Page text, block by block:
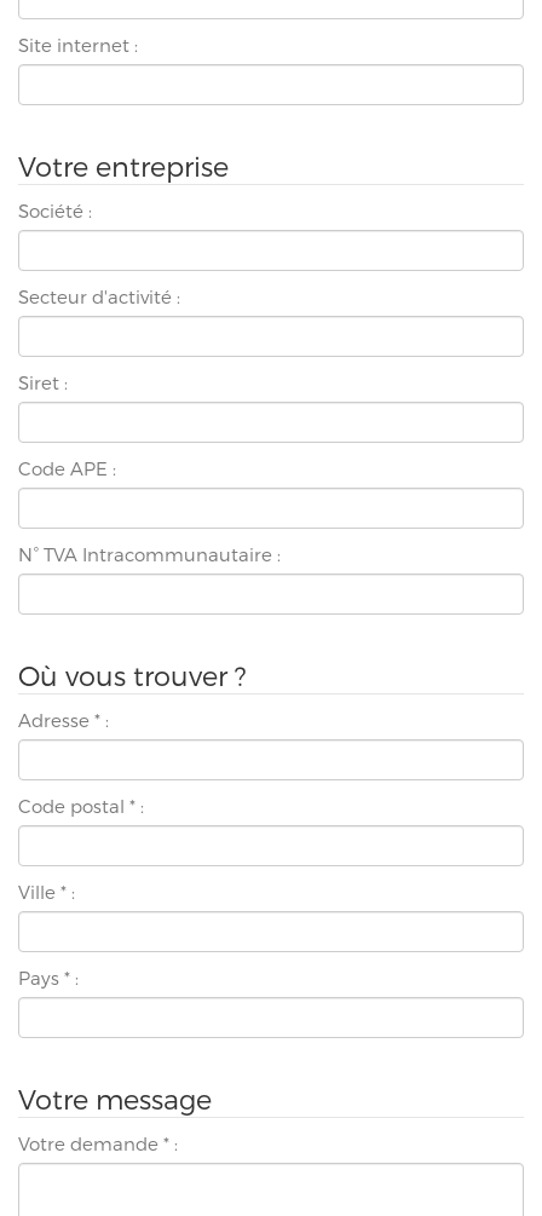
Site internet :
Votre entreprise
Société :
Secteur d'activité :
Siret :
Code APE :
N° TVA Intracommunautaire :
Où vous trouver ?
Adresse * :
Code postal * :
Ville * :
Pays * :
Votre message
Votre demande * :